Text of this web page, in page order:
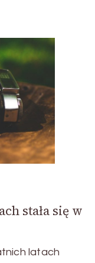
stała się w
latach